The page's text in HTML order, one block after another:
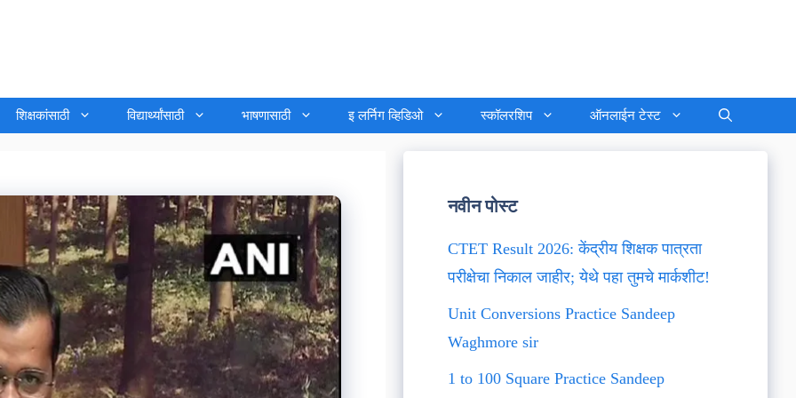
शिक्षकांसाठी विद्यार्थ्यांसाठी भाषणासाठी इ लर्निग व्हिडिओ स्कॉलरशिप ऑनलाईन टेस्ट
नवीन पोस्ट
CTET Result 2026: केंद्रीय शिक्षक पात्रता
परीक्षेचा निकाल जाहीर; येथे पहा तुमचे मार्कशीट!
Unit Conversions Practice Sandeep
Waghmore sir
1 to 100 Square Practice Sandeep